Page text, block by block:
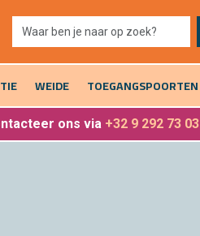
showroom morgen
9u - 12u30
WEIDE TOEGANGSPOORTEN
ons via +32 9 292 73 03